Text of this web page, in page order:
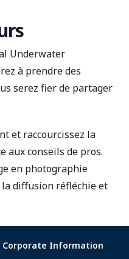
Underwater
à prendre des
serez fier de partager
et raccourcissez la
aux conseils de pros.
en photographie
diffusion réfléchie et
Corporate Information